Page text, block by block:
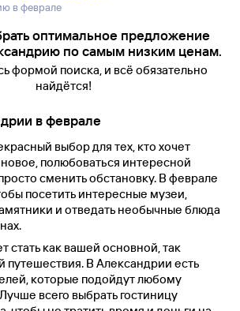
в феврале
оптимальное предложение
по самым низким ценам.
формой поиска, и всё обязательно
найдётся!
в феврале
выбор для тех, кто хочет
полюбоваться интересной
сменить обстановку. В феврале
посетить интересные музеи,
и отведать необычные блюда
стать как вашей основной, так
путешествия. В Александрии есть
которые подойдут любому
всего выбрать гостиницу